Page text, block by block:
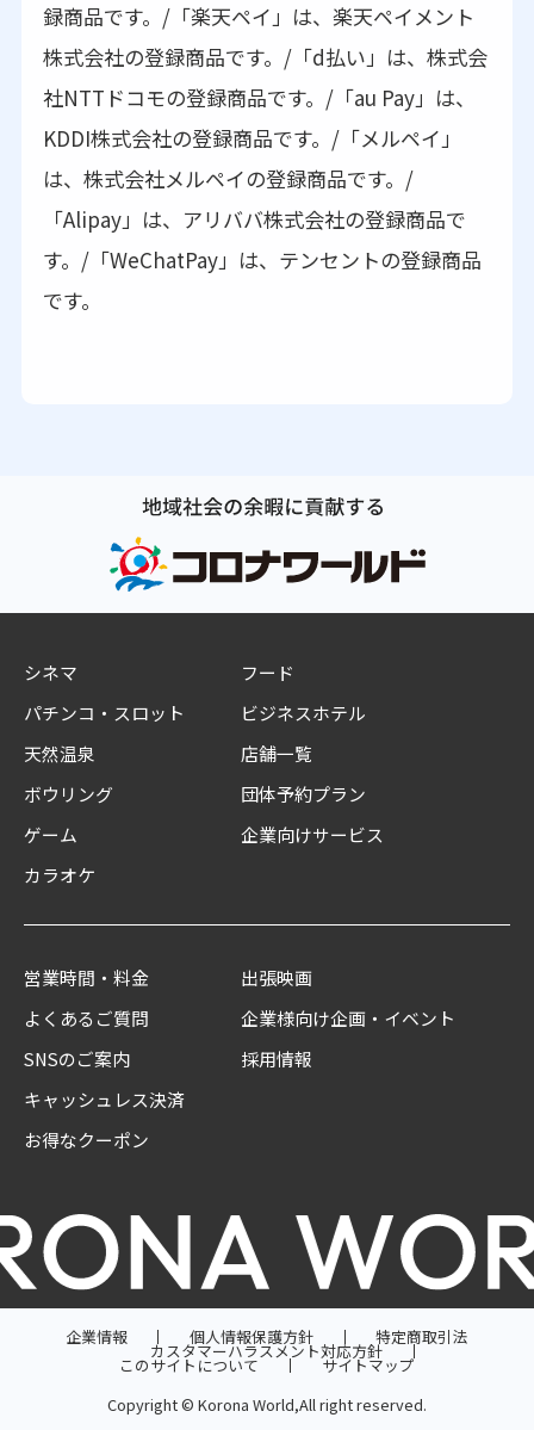
録商品です。/「楽天ペイ」は、楽天ペイメント
株式会社の登録商品です。/「d払い」は、株式会
社NTTドコモの登録商品です。/「au Pay」は、
KDDI株式会社の登録商品です。/「メルペイ」
は、株式会社メルペイの登録商品です。/
「Alipay」は、アリババ株式会社の登録商品で
す。/「WeChatPay」は、テンセントの登録商品
です。
シネマ
パチンコ・スロット
天然温泉
ボウリング
ゲーム
カラオケ
フード
ビジネスホテル
店舗一覧
団体予約プラン
企業向けサービス
営業時間・料金
よくあるご質問
SNSのご案内
キャッシュレス決済
お得なクーポン
出張映画
企業様向け企画・イベント
採用情報
企業情報 個人情報保護方針 特定商取引法
カスタマーハラスメント対応方針
このサイトについて
サイトマップ
Copyright © Korona World,All right reserved.